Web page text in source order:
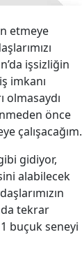
etmeye
işsizliğin
imkanı
olmasaydı
önce
çalışacağım.
gidiyor,
alabilecek
tekrar
buçuk seneyi